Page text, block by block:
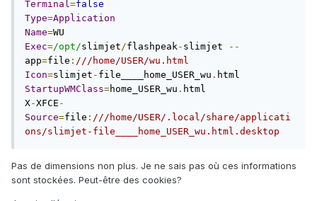
Terminal=false
Type=Application
Name=
Exec=/opt/slimjet/flashpeak- slimjet
--
app=file : ///home/USER/wu.html
Icon=slimjet - file____home_USER_wu .
StartupWMClass=home_USER_wu . html
X-XFCE -
Source=file : ///home/USER/.local/share/applicati
ons/slimjet-file____home_USER_wu.html.desktop
Pas de dimensions non plus. Je ne sais pas où ces informations
sont stockées. Peut-être des cookies?